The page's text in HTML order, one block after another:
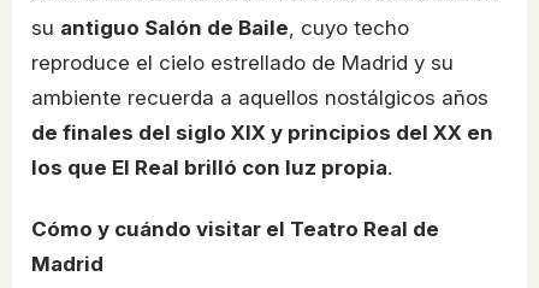
su antiguo Salón de Baile , cuyo techo
reproduce el cielo estrellado de Madrid y su
ambiente recuerda a aquellos nostálgicos años
de finales del siglo XIX y principios del XX en
los que El Real brilló con luz propia.
Cómo y cuándo visitar el Teatro Real de
Madrid